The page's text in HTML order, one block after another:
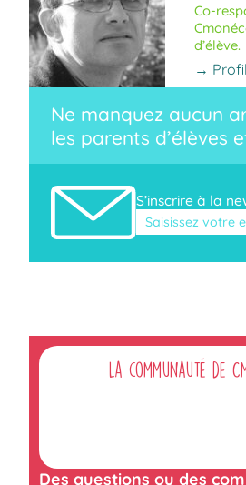
Co-
d’élève.
→
Ne manquez aucun
les parents d’élèves
S’inscrire à la
Veuillez laisser
La communauté de
Des questions ou des